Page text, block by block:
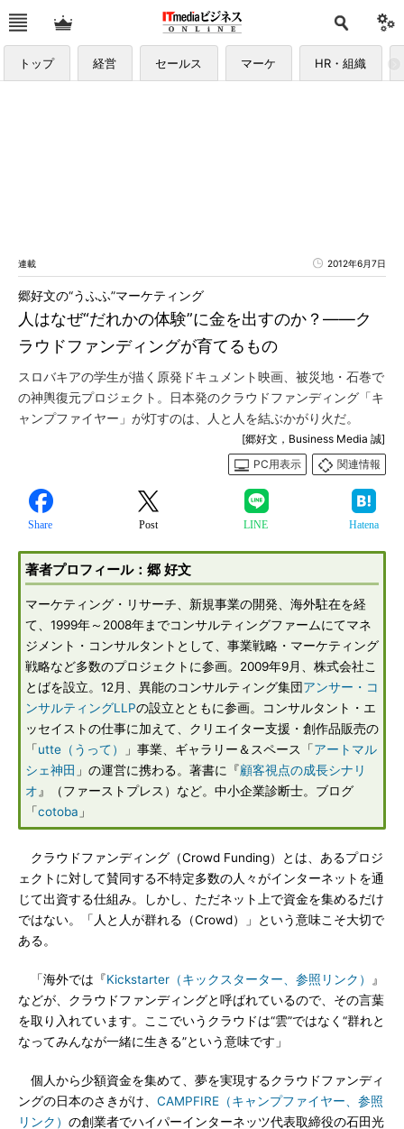
トップ 経営 セールス マーケ HR・組織
連載 2012年6月7日
人はなぜ“だれかの体験”に金を出すのか？――ク
ラウドファンディングが育てるもの
郷好文の“うふふ”マーケティング
スロバキアの学生が描く原発ドキュメント映画、被災地・石巻で
の神輿復元プロジェクト。日本発のクラウドファンディング「キ
ャンプファイヤー」が灯すのは、人と人を結ぶかがり火だ。
[郷好文，Business Media 誠]
PC用表示
関連情報
Share Post LINE Hatena
著者プロフィール： 郷 好文
マーケティング・リサーチ、新規事業の開発、海外駐在を経
て、1999年～2008年までコンサルティングファームにてマネ
ジメント・コンサルタントとして、事業戦略・マーケティング
戦略など多数のプロジェクトに参画。2009年9月、株式会社こ
とばを設立。12月、異能のコンサルティング集団アンサー・コ
ンサルティングLLPの設立とともに参画。コンサルタント・エ
ッセイストの仕事に加えて、クリエイター支援・創作品販売の
「utte（うって） 」事業、ギャラリー＆スペース「アートマル
シェ神田 」の運営に携わる。著書に『顧客視点の成長シナリ
オ 』（ファーストプレス）など。中小企業診断士。ブログ
「cotoba 」
クラウドファンディング（Crowd Funding）とは、あるプロジ
ェクトに対して賛同する不特定多数の人々がインターネットを通
じて出資する仕組み。しかし、ただネット上で資金を集めるだけ
ではない。「人と人が群れる（Crowd）」という意味こそ大切で
ある。
「海外では『Kickstarter（キックスターター、参照リンク）
』
などが、クラウドファンディングと呼ばれているので、その言葉
を取り入れています。ここでいうクラウドは“雲”ではなく“群れと
なってみんなが一緒に生きる”という意味です」
個人から少額資金を集めて、夢を実現するクラウドファンディ
ングの日本のさきがけ、 CAMPFIRE（キャンプファイヤー、参照
リンク） の創業者でハイパーインターネッツ代表取締役の石田光